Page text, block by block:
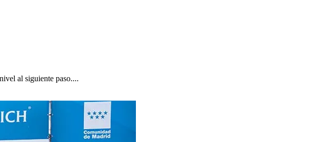
al siguiente paso....